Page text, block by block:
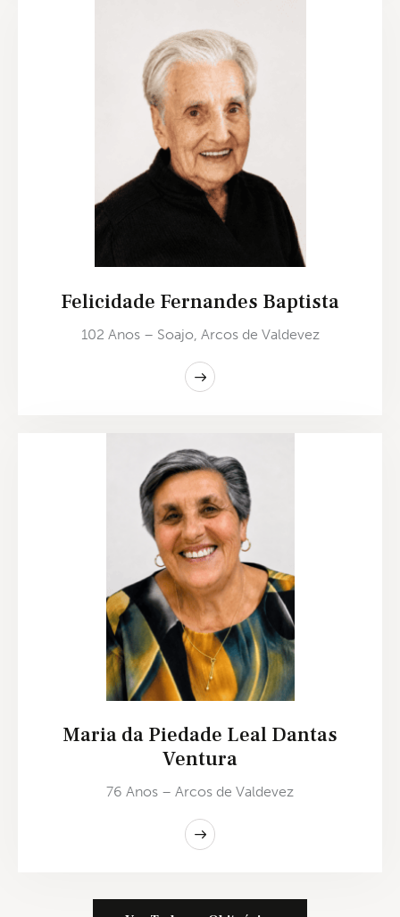
Felicidade Fernandes Baptista
102 Anos – Soajo, Arcos de Valdevez
Maria da Piedade Leal Dantas
Ventura
76 Anos – Arcos de Valdevez